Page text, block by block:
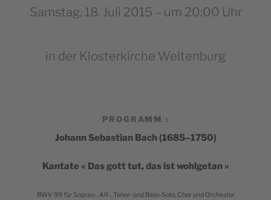
Samstag, 18. Juli 2015 – um 20:00 Uhr
in der Klosterkirche Weltenburg
PROGRAMM :
Johann Sebas­tian Bach (1685–1750)
Kan­tate « Das gott tut, das ist wohlgetan »
BWV 99 für Sopran‑, Alt‑, Tenor- und Bass-Solo, Chor und Orchester